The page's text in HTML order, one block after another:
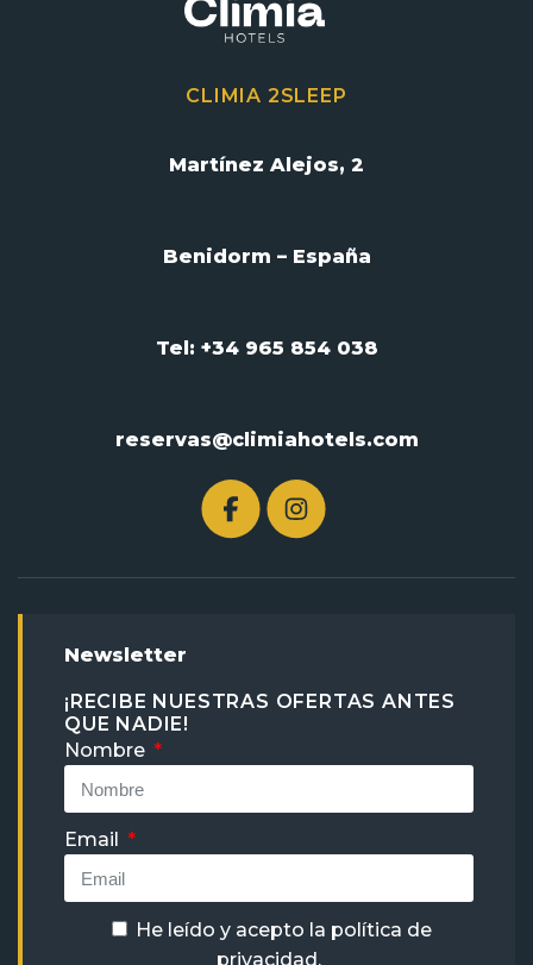
CLIMIA 2SLEEP
Martínez Alejos, 2
Benidorm – España
Tel: +34 965 854 038
reservas@climiahotels.com
Newsletter
¡RECIBE NUESTRAS OFERTAS ANTES
QUE NADIE!
Nombre
Email
He leído y acepto la política de
privacidad .